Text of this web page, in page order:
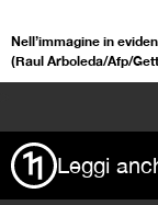
Nell’immagine in
(Raul Arboleda/Afp/
Leggi